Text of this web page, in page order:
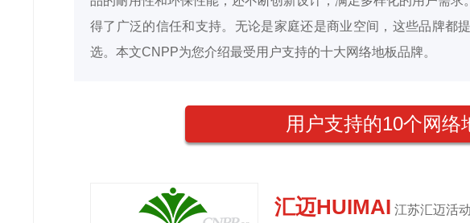
得了广泛的信任和支持。无论是家庭还是商业空间，这些品牌都
选。本文CNPP为您介绍最受用户支持的十大网络地板品牌。
用户支持的10个网络
汇迈HUIMAI 江苏汇迈活